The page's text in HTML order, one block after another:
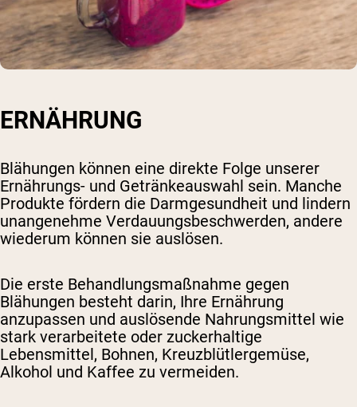
ERNÄHRUNG
Blähungen können eine direkte Folge unserer
Ernährungs- und Getränkeauswahl sein. Manche
Produkte fördern die Darmgesundheit und lindern
unangenehme Verdauungsbeschwerden, andere
wiederum können sie auslösen.
Die erste Behandlungsmaßnahme gegen
Blähungen besteht darin, Ihre Ernährung
anzupassen und auslösende Nahrungsmittel wie
stark verarbeitete oder zuckerhaltige
Lebensmittel, Bohnen, Kreuzblütlergemüse,
Alkohol und Kaffee zu vermeiden.